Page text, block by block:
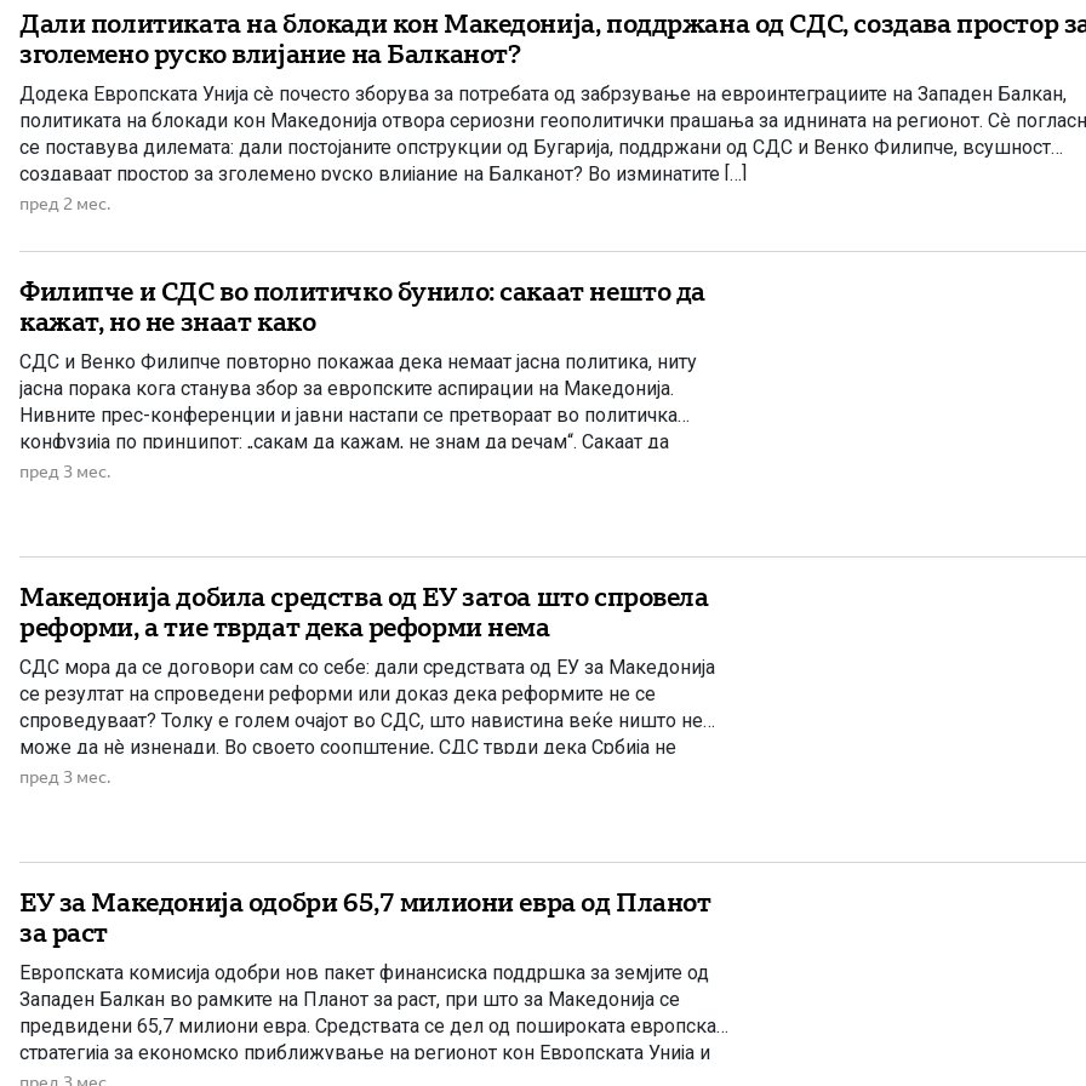
Дали политиката на блокади кон Македонија, поддржана од СДС, создава простор
зголемено руско влијание на Балканот?
Додека Европската Унија сè почесто зборува за потребата од забрзување на евроинтеграциите на Западен Балкан,
политиката на блокади кон Македонија отвора сериозни геополитички прашања за иднината на регионот. Сè
се поставува дилемата: дали постојаните опструкции од Бугарија, поддржани од СДС и Венко Филипче, всушност
создаваат простор за зголемено руско влијание на Балканот? Во изминатите […]
пред 2 мес.
Филипче и СДС во политичко бунило: сакаат нешто да
кажат, но не знаат како
СДС и Венко Филипче повторно покажаа дека немаат јасна политика, ниту
јасна порака кога станува збор за европските аспирации на Македонија.
Нивните прес-конференции и јавни настапи се претвораат во политичка
конфузија по принципот: „сакам да кажам, не знам да речам“. Сакаат да
понудат нешто, но не знаат што. Сакаат да испратат порака, но не знаат […]
пред 3 мес.
Македонија добила средства од ЕУ затоа што спровела
реформи, а тие тврдат дека реформи нема
СДС мора да се договори сам со себе: дали средствата од ЕУ за Македонија
се резултат на спроведени реформи или доказ дека реформите не се
спроведуваат? Толку е голем очајот во СДС, што навистина веќе ништо не
може да нè изненади. Во своето соопштение, СДС тврди дека Србија не
добила средства од ЕУ за Планот […]
пред 3 мес.
ЕУ за Македонија одобри 65,7 милиони евра од Планот
за раст
Европската комисија одобри нов пакет финансиска поддршка за земјите од
Западен Балкан во рамките на Планот за раст, при што за Македонија се
предвидени 65,7 милиони евра. Средствата се дел од пошироката европска
стратегија за економско приближување на регионот кон Европската Унија и
забрзување на реформските процеси. Според информациите од Брисел,